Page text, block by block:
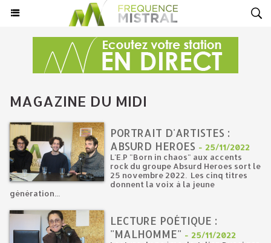
MAGAZINE DU MIDI
PORTRAIT D'ARTISTES :
ABSURD HEROES - 25/11/2022
L'E.P "Born in chaos" aux accents
rock du groupe Absurd Heroes sort le
25 novembre 2022. Les cinq titres
donnent la voix à la jeune
génération...
LECTURE POÉTIQUE :
"MALHOMME" - 25/11/2022